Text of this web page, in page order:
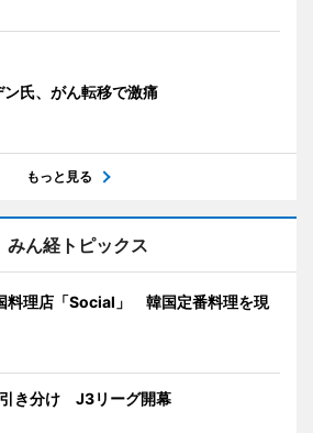
ン氏、がん転移で激痛
もっと見る
みん経トピックス
料理店「Social」 韓国定番料理を現
き分け J3リーグ開幕